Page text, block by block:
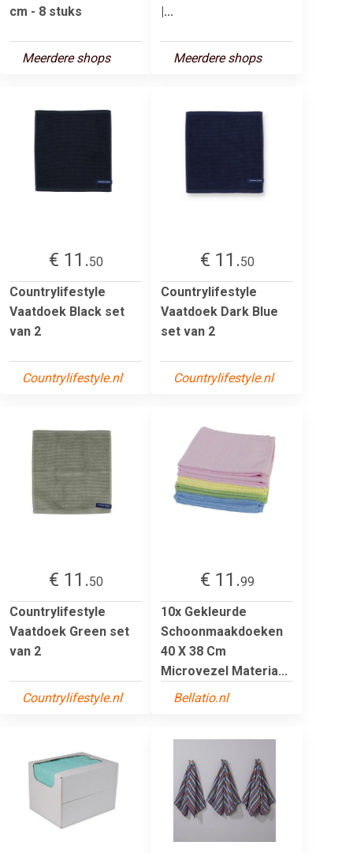
cm - 8 stuks
Meerdere shops
|...
Meerdere shops
€ 11.50
Countrylifestyle
Vaatdoek Black set
van 2
Countrylifestyle.nl
€ 11.50
Countrylifestyle
Vaatdoek Dark Blue
set van 2
Countrylifestyle.nl
€ 11.50
Countrylifestyle
Vaatdoek Green set
van 2
Countrylifestyle.nl
€ 11.99
10x Gekleurde
Schoonmaakdoeken
40 X 38 Cm
Microvezel Materia...
Bellatio.nl